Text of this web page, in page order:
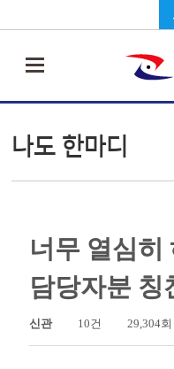
나도 한마디
너무 열심히
담당자분 칭
신관 10건 29,304회